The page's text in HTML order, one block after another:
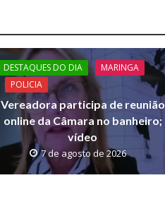
DESTAQUES DO DIA
MARINGA
POLICIA
Vereadora participa de reunião
online da Câmara no banheiro;
vídeo
7 de agosto de 2026